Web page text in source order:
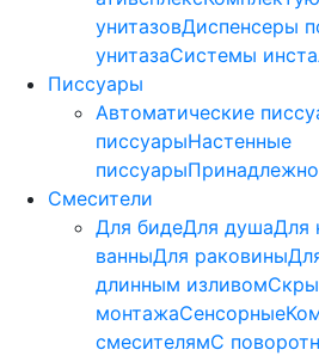
унитазовДиспенсеры
унитазаСистемы
Писсуары
Автоматические
писсуарыНастенные
писсуары
Смесители
Для бидеДля душаДля
ванныДля раковины
длинным изливом
монтажаСенсорные
смесителямС